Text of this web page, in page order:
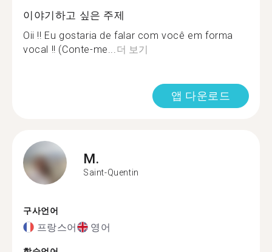
이야기하고 싶은 주제
Oii !! Eu gostaria de falar com você em forma
vocal !! (Conte-me...더 보기
앱 다운로드
M.
Saint-Quentin
구사언어
프랑스어 영어